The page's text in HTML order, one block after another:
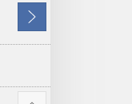
Seuraava